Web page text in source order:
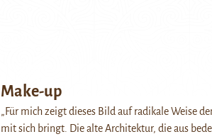
Make-up
„Für mich zeigt dieses Bild auf radikale Weise
mit sich bringt. Die alte Architektur, die aus